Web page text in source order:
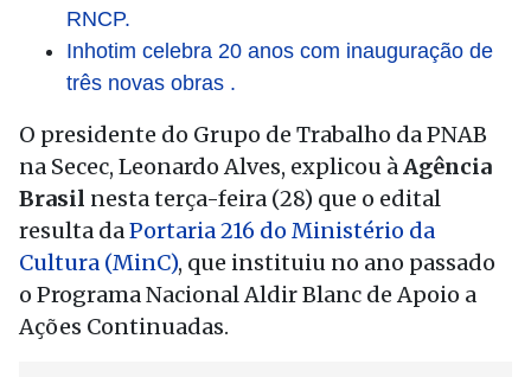
RNCP.
Inhotim celebra 20 anos com inauguração de
três novas obras .
O presidente do Grupo de Trabalho da PNAB
na Secec, Leonardo Alves, explicou àAgência
Brasil nesta terça-feira (28) que o edital
resulta daPortaria 216 do Ministério da
Cultura (MinC), que instituiu no ano passado
o Programa Nacional Aldir Blanc de Apoio a
Ações Continuadas.